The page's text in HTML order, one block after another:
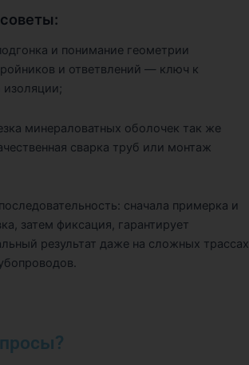
и понимание геометрии
и ответвлений — ключ к
изоляции;
минераловатных оболочек так же
сварка труб или монтаж
сначала примерка и
затем фиксация, гарантирует
результат даже на сложных трассах